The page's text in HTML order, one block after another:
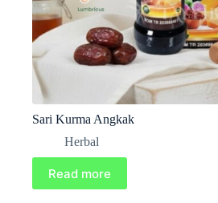
Sari Kurma Angkak
Herbal
Read more